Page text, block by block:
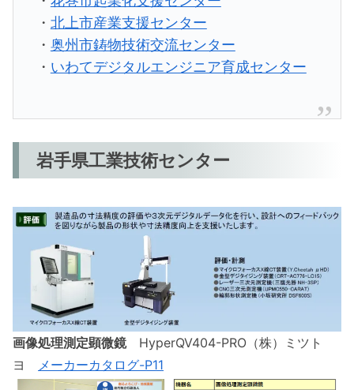
・ 北上市産業支援センター
・ 奥州市鋳物技術交流センター
・ いわてデジタルエンジニア育成センター
岩手県工業技術センター
画像処理測定顕微鏡HyperQV404-PRO（株）ミツト
ヨ
メーカーカタログ-P11